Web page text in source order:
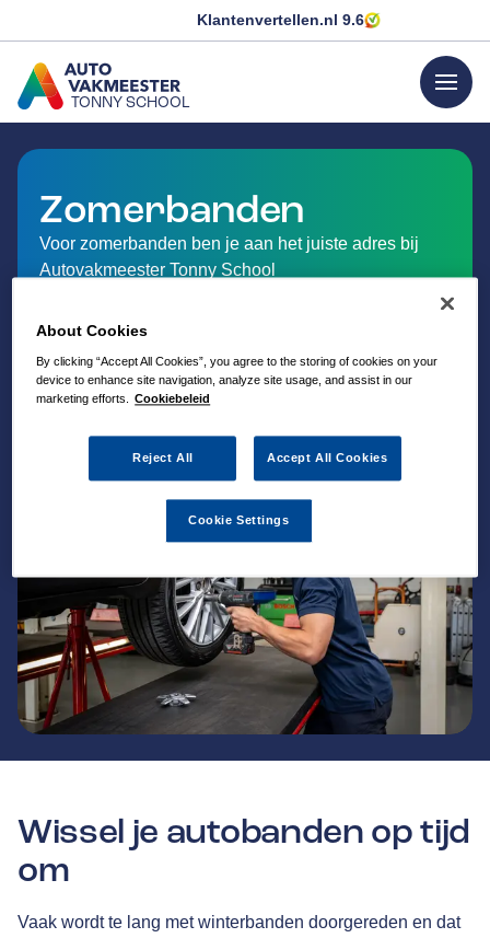
About Cookies
By clicking “Accept All Cookies”, you agree to the storing of cookies on your
device to enhance site navigation, analyze site usage, and assist in our
marketing efforts.
Cookiebeleid
Reject All Accept All Cookies
Cookie Settings
Klantenvertellen.nl 9.6
TONNY SCHOOL
GA NAAR DE HOMEPAGINA
menu
Zomerbanden
Voor zomerbanden ben je aan het juiste adres bij
Autovakmeester Tonny School
Wissel je autobanden op tijd
om
Vaak wordt te lang met winterbanden doorgereden en dat